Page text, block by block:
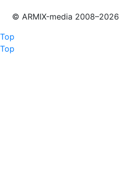
© АRМIХ-media 2008–2026
Top
Top